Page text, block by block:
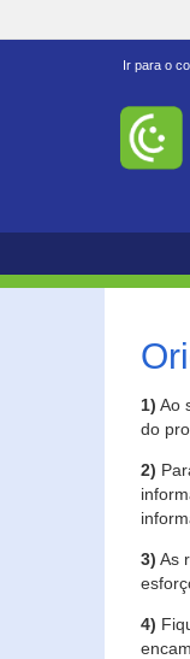
Ir para o
1) Ao
do
2)
3) As
4)